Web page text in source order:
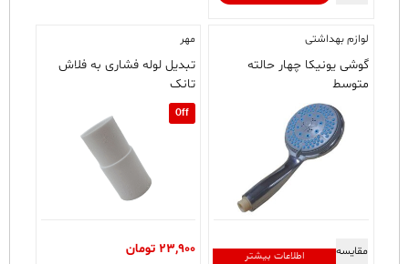
لوازم بهداشتی
گوشی یونیکا چهار حالته
متوسط
اطلاعات بیشتر مقایسه
مهر
تبدیل لوله فشاری به فلاش
تانک
Off
23,900 تومان